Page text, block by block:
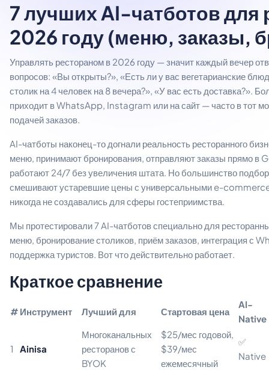
7 лучших AI-чатботов для
2026 году (меню, заказы,
Управлять рестораном в 2026 году — значит каждый вечер
вопросов: «Вы открыты?», «Есть ли у вас вегетарианские
столик на 4 человек на 8 вечера?», «У вас есть доставка?».
приходит в WhatsApp, Instagram или на сайт — часто в тот
подачей заказов.
AI-чатботы наконец-то догнали реальность ресторанного
меню, принимают бронирования, отправляют заказы прямо в
работают 24/7 без увеличения штата. Но большинство
смешивают устаревшие цены с универсальными e-
никогда не создавались для сферы гостеприимства.
Мы протестировали 7 AI-чатботов специально для
меню, бронирование столиков, приём заказов, интеграция с
поддержка туристов. Вот что действительно работает.
Краткое сравнение
# Инструмент Лучший для Стартовая цена
AI-
Native
1 Ainisa
Многоканальных
ресторанов с
BYOK
$25/мес годовой,
$39/мес
ежемесячный
✅
Native